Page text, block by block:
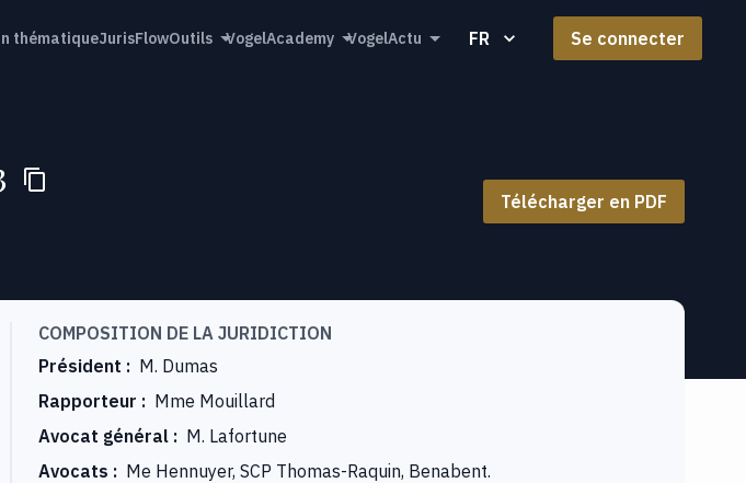
thématiqueJurisFlowOutils VogelAcademy VogelActu FR Se connecter
Télécharger en PDF
COMPOSITION DE LA JURIDICTION
Président : M. Dumas
Rapporteur : Mme Mouillard
Avocat général : M. Lafortune
Avocats : Me Hennuyer, SCP Thomas-Raquin, Benabent.